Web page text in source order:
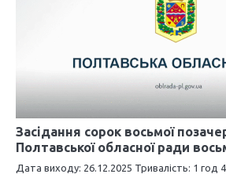
Засідання сорок восьмої
Полтавської обласної ради
Дата виходу: 26.12.2025 Тривалість: 1